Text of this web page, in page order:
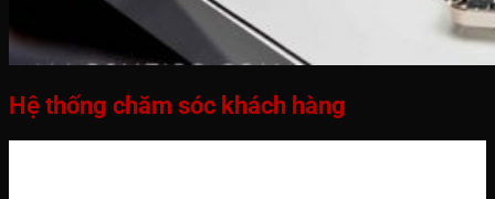
Hệ thống chăm sóc khách hàng